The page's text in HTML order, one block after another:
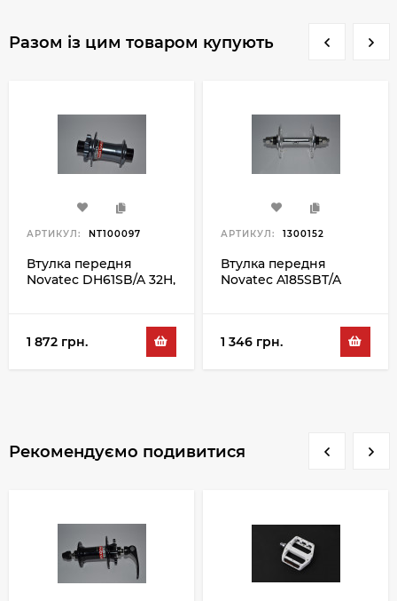
Разом із цим товаром купують
АРТИКУЛ: NT100097
Втулка передня
Novatec DH61SB/A 32H,
1 872 грн.
АРТИКУЛ: 1300152
Втулка передня
Novatec A185SBT/A
1 346 грн.
Рекомендуємо подивитися